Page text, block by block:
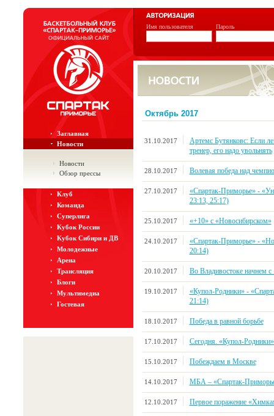
Имя пользователя Пароль
Заглавная
Новости
Новости
Обзор прессы
Клуб
Команда
Суперлига
Кубок России
Кубок Сибири и ДВ
Молодежные
Арена
Трансляция
Блоги
Мультимедиа
Гостевая
Октябрь 2017
31.10.2017
Артемс Бутянковс: Если
тренер, его надо увольнять
28.10.2017 Волевая победа над
27.10.2017
«Спартак-Приморье» -
23:13, 25:17)
25.10.2017 «+10» с «Новосибирском»
24.10.2017
«Спартак-Приморье» -
20:14)
20.10.2017 Во Владивостоке начнем с
19.10.2017
«Купол-Родники» -
21:14)
18.10.2017 Победа в равной борьбе
17.10.2017 Сегодня. «Купол-
15.10.2017 Побеждаем в Москве
14.10.2017 МБА – «Спартак-
12.10.2017 Первое поражение